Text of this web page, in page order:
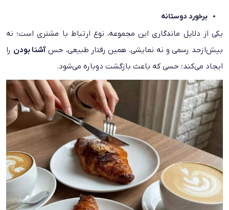
برخورد دوستانه
یکی از دلایل ماندگاری این مجموعه، نوع ارتباط با مشتری است؛ نه
بیش‌ازحد رسمی و نه نمایشی. همین رفتار طبیعی، حسآشنا بودن را
ایجاد می‌کند؛ حسی که باعث بازگشت دوباره می‌شود.